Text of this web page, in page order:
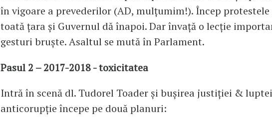
în vigoare a prevederilor (AD, mulțumim!). Încep
toată țara și Guvernul dă înapoi. Dar învață o lecție
gesturi bruște. Asaltul se mută în Parlament.
Pasul 2 – 2017-2018 - toxicitatea
Intră în scenă dl. Tudorel Toader și bușirea justiției & luptei
anticorupție începe pe două planuri: